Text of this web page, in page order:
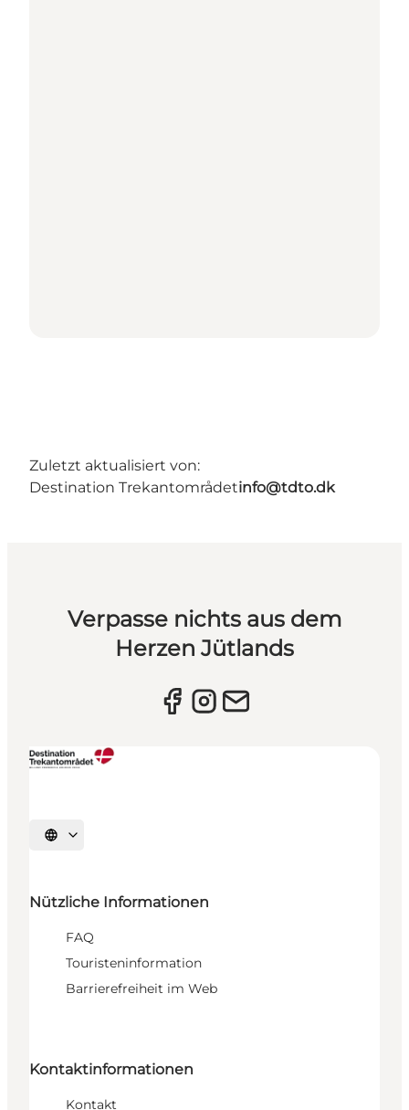
Zuletzt aktualisiert von:
Destination Trekantområdetinfo@tdto.dk
Verpasse nichts aus dem
Herzen Jütlands
Sprache auswählen
Nützliche Informationen
FAQ
Touristeninformation
Barrierefreiheit im Web
Kontaktinformationen
Kontakt